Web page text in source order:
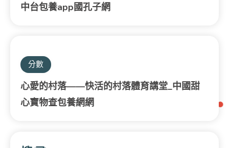
中台包養app國孔子網
分數
心愛的村落——快活的村落體育講堂_中國甜
心寶物查包養網網